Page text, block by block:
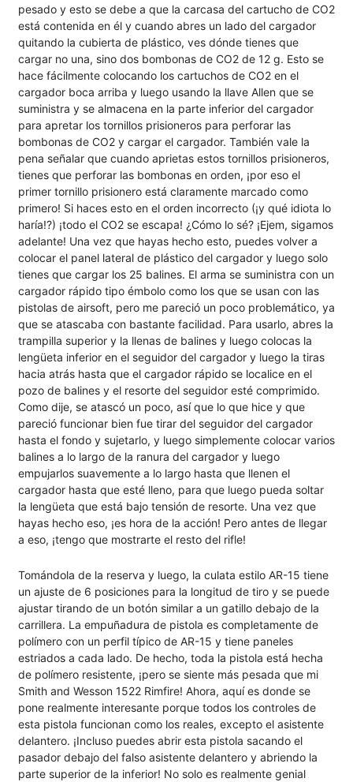
pesado y esto se debe a que la carcasa del cartucho de CO2
está contenida en él y cuando abres un lado del cargador
quitando la cubierta de plástico, ves dónde tienes que
cargar no una, sino dos bombonas de CO2 de 12 g. Esto se
hace fácilmente colocando los cartuchos de CO2 en el
cargador boca arriba y luego usando la llave Allen que se
suministra y se almacena en la parte inferior del cargador
para apretar los tornillos prisioneros para perforar las
bombonas de CO2 y cargar el cargador. También vale la
pena señalar que cuando aprietas estos tornillos prisioneros,
tienes que perforar las bombonas en orden, ¡por eso el
primer tornillo prisionero está claramente marcado como
primero! Si haces esto en el orden incorrecto (¡y qué idiota lo
haría!?) ¡todo el CO2 se escapa! ¿Cómo lo sé? ¡Ejem, sigamos
adelante! Una vez que hayas hecho esto, puedes volver a
colocar el panel lateral de plástico del cargador y luego solo
tienes que cargar los 25 balines. El arma se suministra con un
cargador rápido tipo émbolo como los que se usan con las
pistolas de airsoft, pero me pareció un poco problemático, ya
que se atascaba con bastante facilidad. Para usarlo, abres la
trampilla superior y la llenas de balines y luego colocas la
lengüeta inferior en el seguidor del cargador y luego la tiras
hacia atrás hasta que el cargador rápido se localice en el
pozo de balines y el resorte del seguidor esté comprimido.
Como dije, se atascó un poco, así que lo que hice y que
pareció funcionar bien fue tirar del seguidor del cargador
hasta el fondo y sujetarlo, y luego simplemente colocar varios
balines a lo largo de la ranura del cargador y luego
empujarlos suavemente a lo largo hasta que llenen el
cargador hasta que esté lleno, para que luego pueda soltar
la lengüeta que está bajo tensión de resorte. Una vez que
hayas hecho eso, ¡es hora de la acción! Pero antes de llegar
a eso, ¡tengo que mostrarte el resto del rifle!
Tomándola de la reserva y luego, la culata estilo AR-15 tiene
un ajuste de 6 posiciones para la longitud de tiro y se puede
ajustar tirando de un botón similar a un gatillo debajo de la
carrillera. La empuñadura de pistola es completamente de
polímero con un perfil típico de AR-15 y tiene paneles
estriados a cada lado. De hecho, toda la pistola está hecha
de polímero resistente, ¡pero se siente más pesada que mi
Smith and Wesson 1522 Rimfire! Ahora, aquí es donde se
pone realmente interesante porque todos los controles de
esta pistola funcionan como los reales, excepto el asistente
delantero. ¡Incluso puedes abrir esta pistola sacando el
pasador debajo del falso asistente delantero y abriendo la
parte superior de la inferior! No solo es realmente genial